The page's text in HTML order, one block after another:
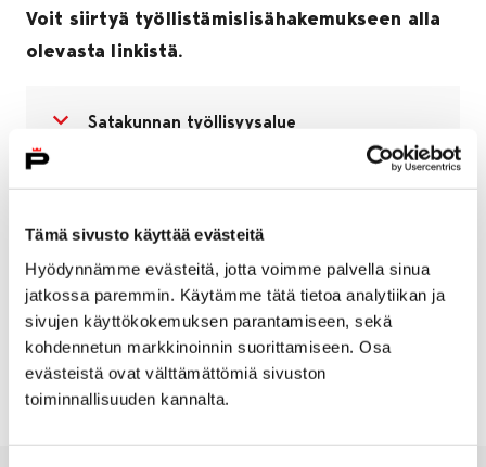
Tämä sivusto käyttää evästeitä
Hyödynnämme evästeitä, jotta voimme palvella sinua
jatkossa paremmin. Käytämme tätä tietoa analytiikan ja
sivujen käyttökokemuksen parantamiseen, sekä
kohdennetun markkinoinnin suorittamiseen. Osa
evästeistä ovat välttämättömiä sivuston
toiminnallisuuden kannalta.
Voit siirtyä työllistämislisähakemukseen alla
olevasta linkistä.
Avaa valikko
Sulje valikko
Satakunnan työllisyysalue
Työllistämislisähakemus
Tuen myöntävä työvoimaviranomainen on Satakunnan
työllisyysalueen vastuukunta Porin kaupunki.